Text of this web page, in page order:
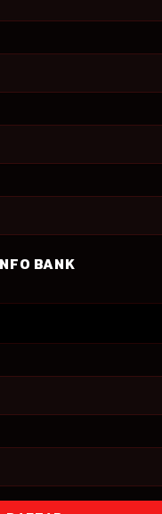
BANK